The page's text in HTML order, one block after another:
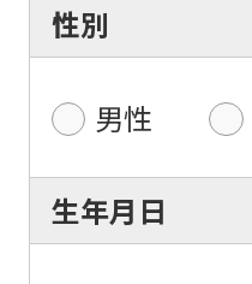
性別
男性
生年月日